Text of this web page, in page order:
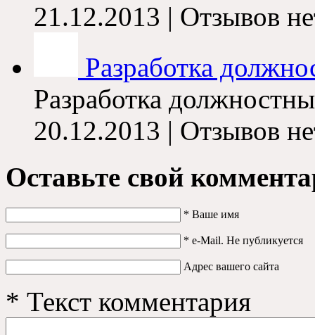
21.12.2013 | Отзывов
Разработка
Разработка
20.12.2013 | Отзывов
Оставьте свой
* Ваше имя
* e-Mail. Не публикуется
Адрес вашего сайта
* Текст комментария